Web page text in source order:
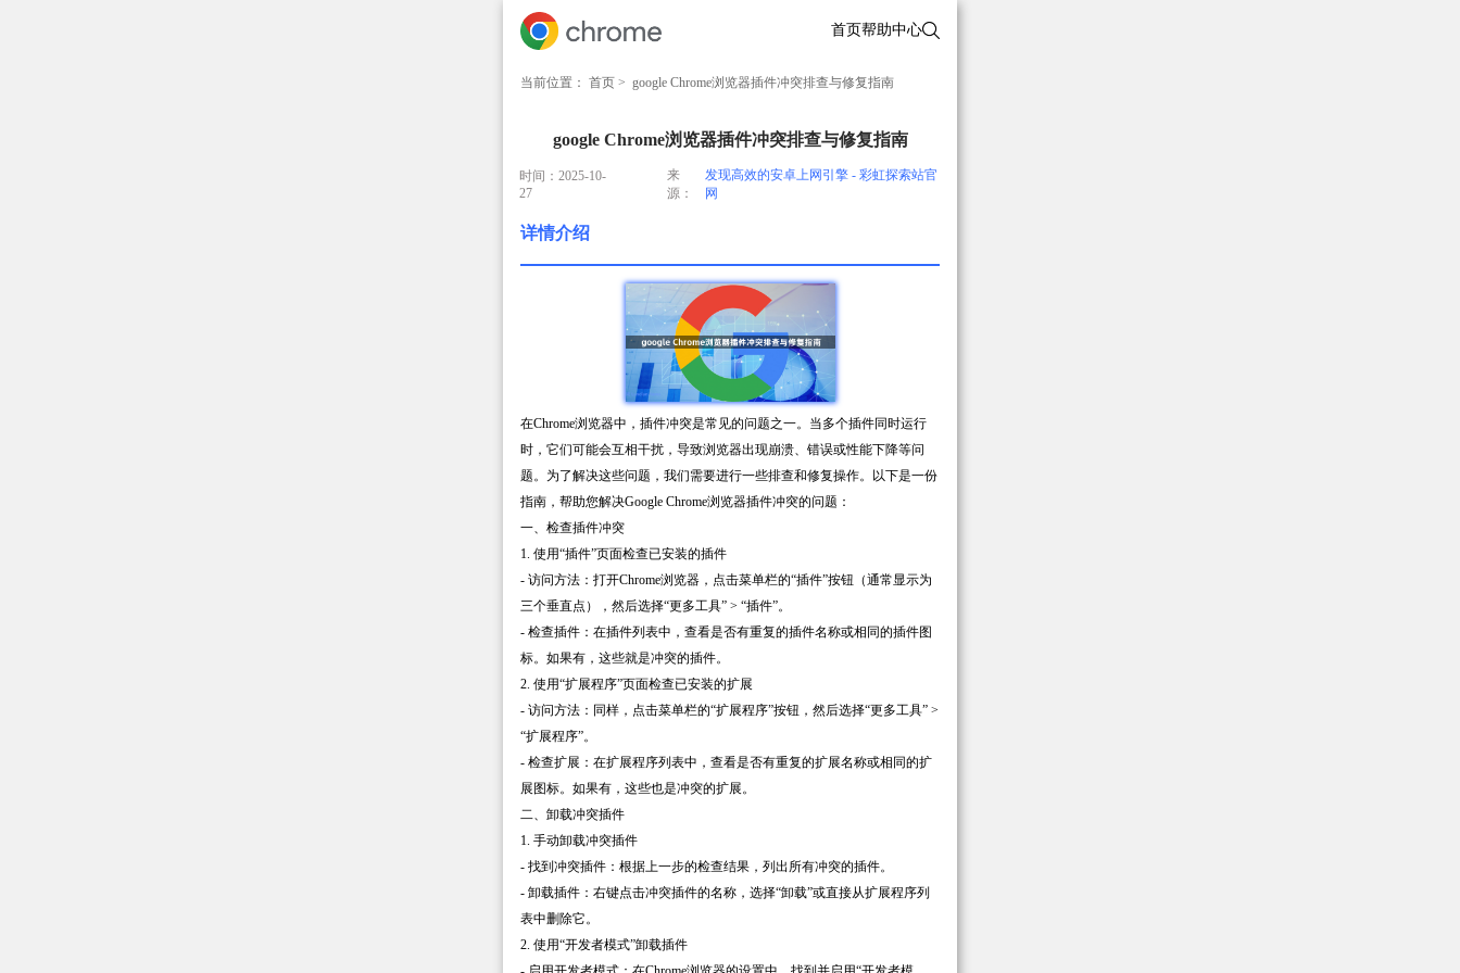
首页帮助中心
当前位置： 首页 > google Chrome浏览器插件冲突排查与修复指南
google Chrome浏览器插件冲突排查与修复指南
时间：2025-10-
27
来
源：
发现高效的安卓上网引擎 - 彩虹探索站官
网
详情介绍
在Chrome浏览器中，插件冲突是常见的问题之一。当多个插件同时运行
时，它们可能会互相干扰，导致浏览器出现崩溃、错误或性能下降等问
题。为了解决这些问题，我们需要进行一些排查和修复操作。以下是一份
指南，帮助您解决Google Chrome浏览器插件冲突的问题：
一、检查插件冲突
1. 使用“插件”页面检查已安装的插件
- 访问方法：打开Chrome浏览器，点击菜单栏的“插件”按钮（通常显示为
三个垂直点），然后选择“更多工具” > “插件”。
- 检查插件：在插件列表中，查看是否有重复的插件名称或相同的插件图
标。如果有，这些就是冲突的插件。
2. 使用“扩展程序”页面检查已安装的扩展
- 访问方法：同样，点击菜单栏的“扩展程序”按钮，然后选择“更多工具” >
“扩展程序”。
- 检查扩展：在扩展程序列表中，查看是否有重复的扩展名称或相同的扩
展图标。如果有，这些也是冲突的扩展。
二、卸载冲突插件
1. 手动卸载冲突插件
- 找到冲突插件：根据上一步的检查结果，列出所有冲突的插件。
- 卸载插件：右键点击冲突插件的名称，选择“卸载”或直接从扩展程序列
表中删除它。
2. 使用“开发者模式”卸载插件